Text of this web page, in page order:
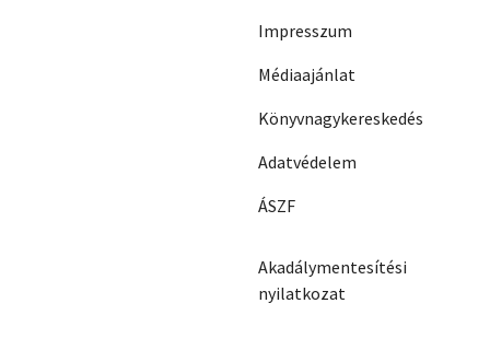
Impresszum
Médiaajánlat
Könyvnagykereskedés
Adatvédelem
ÁSZF
Akadálymentesítési
nyilatkozat